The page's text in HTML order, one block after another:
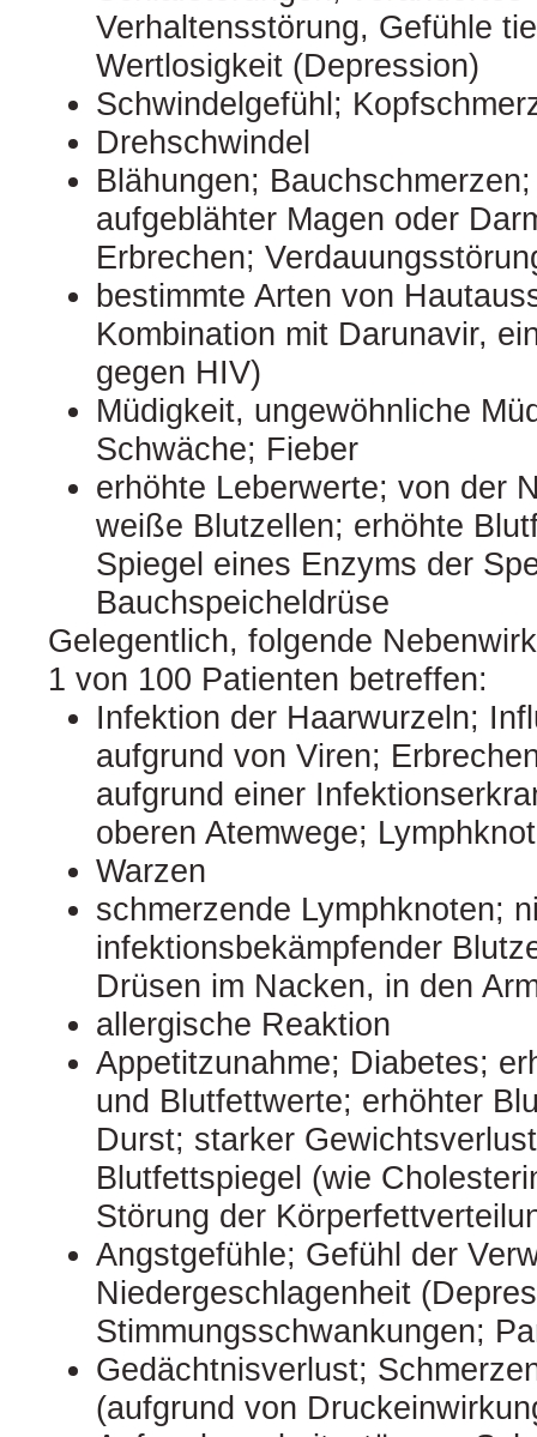
Verhaltensstörung, Gefühle
Wertlosigkeit (Depression)
Schwindelgefühl;
Drehschwindel
Blähungen;
aufgeblähter Magen oder
Erbrechen;
bestimmte Arten von
Kombination mit Darunavir,
gegen HIV)
Müdigkeit, ungewöhnliche
Schwäche; Fieber
erhöhte Leberwerte; von der
weiße Blutzellen; erhöhte
Spiegel eines Enzyms der
Bauchspeicheldrüse
Gelegentlich, folgende
1 von 100 Patienten betreffen:
Infektion der Haarwurzeln;
aufgrund von Viren;
aufgrund einer
oberen Atemwege;
Warzen
schmerzende Lymphknoten;
infektionsbekämpfender
Drüsen im Nacken, in den
allergische Reaktion
Appetitzunahme; Diabetes;
und Blutfettwerte; erhöhter
Durst; starker
Blutfettspiegel (wie
Störung der
Angstgefühle; Gefühl der
Niedergeschlagenheit
Stimmungsschwankungen;
Gedächtnisverlust;
(aufgrund von